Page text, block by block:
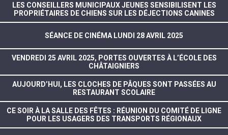
LES CONSEILLERS MUNICIPAUX JEUNES SENSIBILISENT LES
PROPRIÉTAIRES DE CHIENS SUR LES DÉJECTIONS CANINES
SÉANCE DE CINÉMA LUNDI 28 AVRIL 2025
VENDREDI 25 AVRIL 2025, PORTES OUVERTES À L’ÉCOLE DES
CHÂTAIGNIERS
AUJOURD’HUI, LES CLOCHES DE PÂQUES SONT PASSÉES AU
RESTAURANT SCOLAIRE
CE SOIR À LA SALLE DES FÊTES : RÉUNION DU COMITÉ DE LIGNE
POUR LES USAGERS DES TRANSPORTS RÉGIONAUX